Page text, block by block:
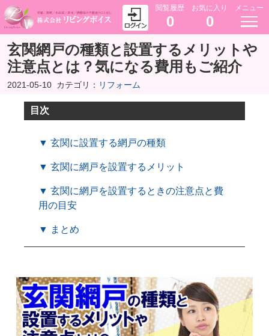
閲覧履歴
0
お気に入り
0
メニュー
玄関網戸の種類と設置するメリットや
注意点とは？気になる費用もご紹介
2021-05-10 カテゴリ： リフォーム
目次
▼ 玄関に設置する網戸の種類
▼ 玄関に網戸を設置するメリット
▼ 玄関に網戸を設置するときの注意点と費
用の目安
▼ まとめ